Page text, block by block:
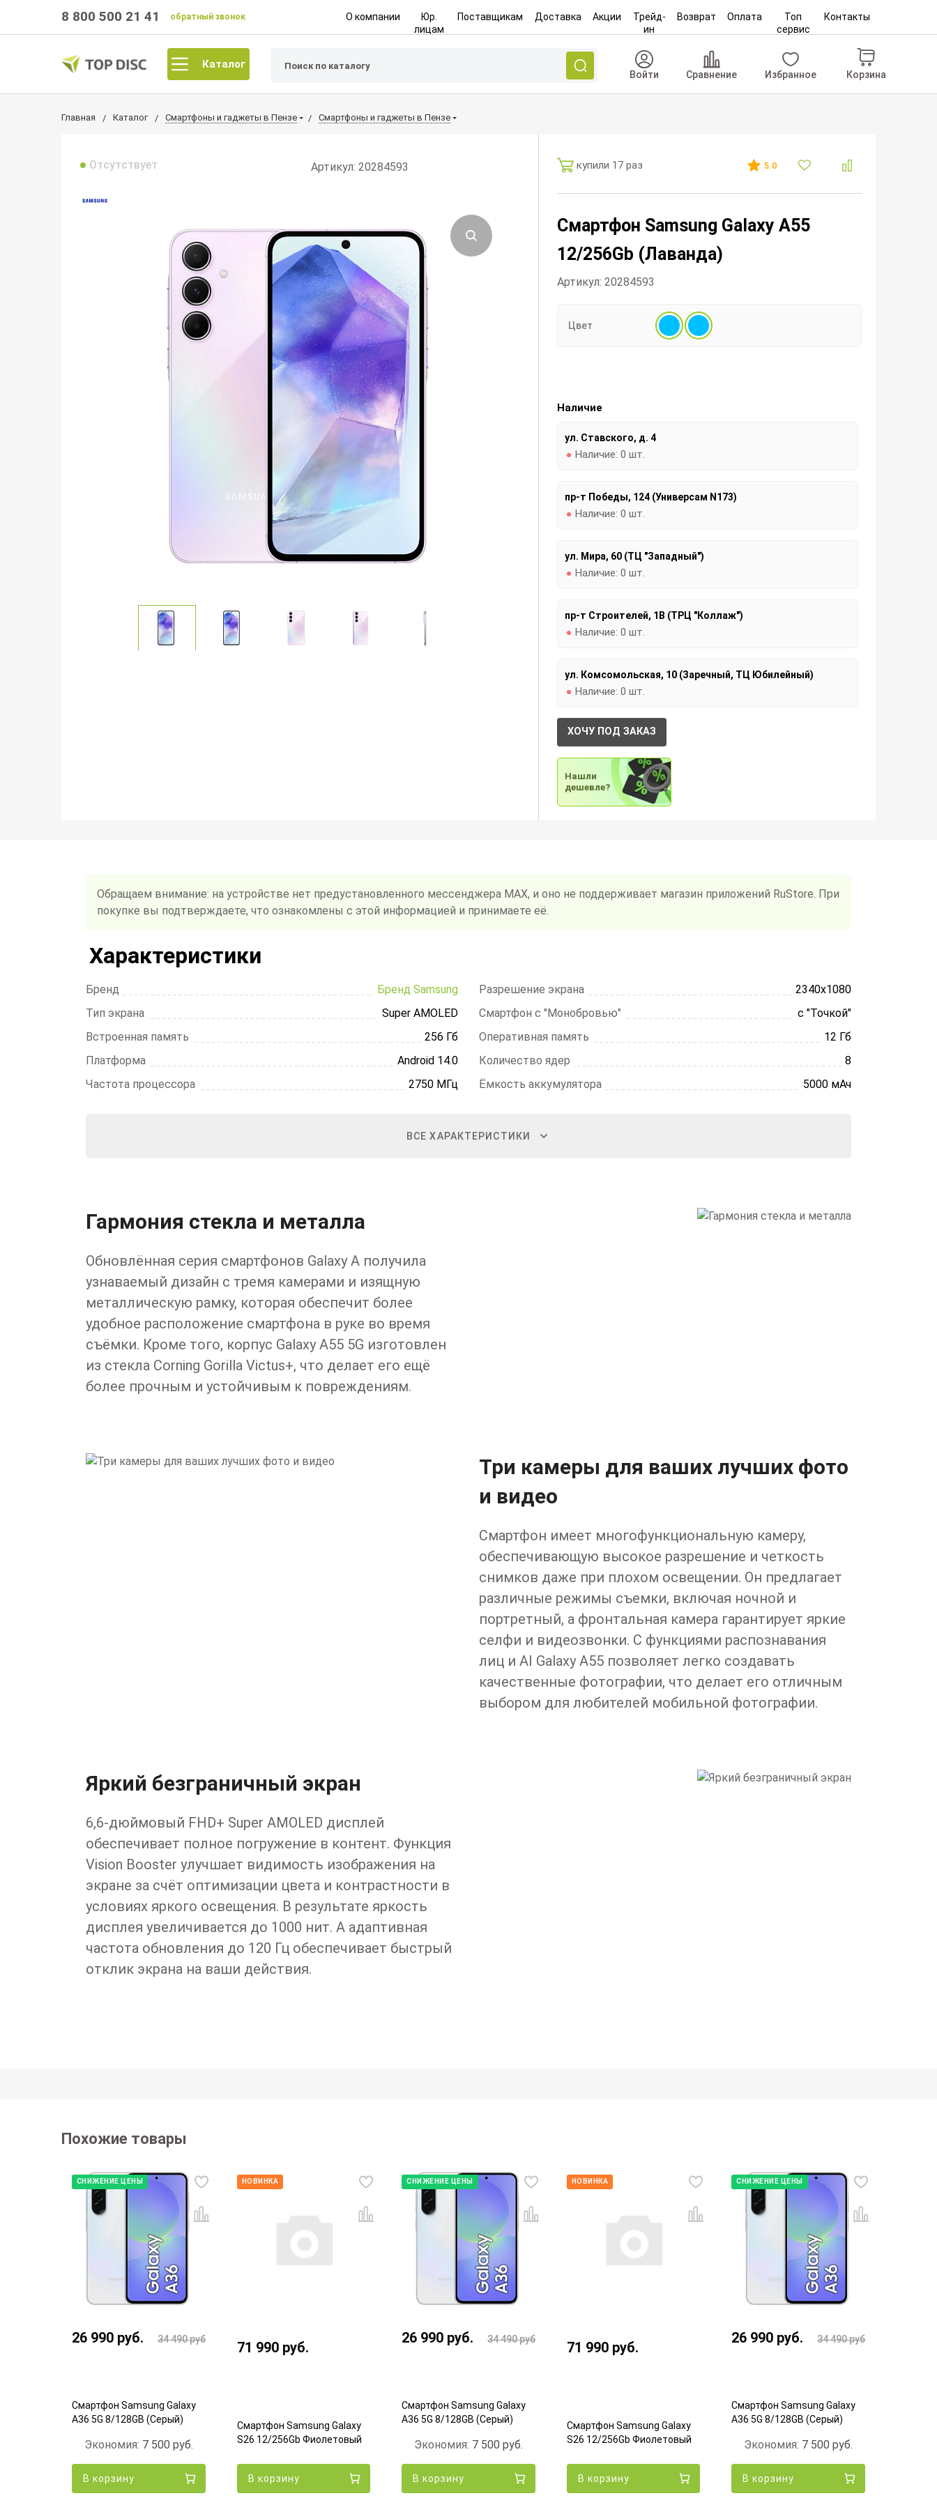
8 800 500 21 41 обратный звонок О компании
Юр.
лицам
Поставщикам Доставка Акции
Трейд-
ин
Возврат Оплата
Топ
сервис
Контакты
Каталог
Войти Сравнение Избранное Корзина
Главная Каталог Смартфоны и гаджеты в Пензе Смартфоны и гаджеты в Пензе
Отсутствует Артикул: 20284593 купили 17 раз 5.0
Смартфон Samsung Galaxy A55
12/256Gb (Лаванда)
Артикул: 20284593
Цвет
Наличие
ул. Ставского, д. 4
Наличие: 0 шт.
пр-т Победы, 124 (Универсам N173)
Наличие: 0 шт.
ул. Мира, 60 (ТЦ "Западный")
Наличие: 0 шт.
пр-т Строителей, 1В (ТРЦ "Коллаж")
Наличие: 0 шт.
ул. Комсомольская, 10 (Заречный, ТЦ Юбилейный)
Наличие: 0 шт.
ХОЧУ ПОД ЗАКАЗ
Нашли
дешевле?
Обращаем внимание: на устройстве нет предустановленного мессенджера MAX, и оно не поддерживает магазин приложений RuStore. При
покупке вы подтверждаете, что ознакомлены с этой информацией и принимаете её.
Характеристики
Бренд Бренд Samsung Разрешение экрана
2340х1080
Тип экрана
Super AMOLED Смартфон с "Монобровью"
с "Точкой"
Встроенная память
256 Гб Оперативная память
12 Гб
Платформа
Android 14.0 Количество ядер
8
Частота процессора
2750 МГц Ёмкость аккумулятора 5000 мАч
ВСЕ ХАРАКТЕРИСТИКИ
Гармония стекла и металла
Обновлённая серия смартфонов Galaxy A получила
узнаваемый дизайн с тремя камерами и изящную
металлическую рамку, которая обеспечит более
удобное расположение смартфона в руке во время
съёмки. Кроме того, корпус Galaxy A55 5G изготовлен
из стекла Corning Gorilla Victus+, что делает его ещё
более прочным и устойчивым к повреждениям.
Три камеры для ваших лучших фото
и видео
Смартфон имеет многофункциональную камеру,
обеспечивающую высокое разрешение и четкость
снимков даже при плохом освещении. Он предлагает
различные режимы съемки, включая ночной и
портретный, а фронтальная камера гарантирует яркие
селфи и видеозвонки. С функциями распознавания
лиц и AI Galaxy A55 позволяет легко создавать
качественные фотографии, что делает его отличным
выбором для любителей мобильной фотографии.
Яркий безграничный экран
6,6-дюймовый FHD+ Super AMOLED дисплей
обеспечивает полное погружение в контент. Функция
Vision Booster улучшает видимость изображения на
экране за счёт оптимизации цвета и контрастности в
условиях яркого освещения. В результате яркость
дисплея увеличивается до 1000 нит. А адаптивная
частота обновления до 120 Гц обеспечивает быстрый
отклик экрана на ваши действия.
Похожие товары
СНИЖЕНИЕ ЦЕНЫ
26 990 руб. 34 490руб.
Смартфон Samsung Galaxy
A36 5G 8/128GB (Серый)
Экономия: 7 500 руб.
В корзину
НОВИНКА
71 990 руб.
Смартфон Samsung Galaxy
S26 12/256Gb Фиолетовый
В корзину
СНИЖЕНИЕ ЦЕНЫ
26 990 руб. 34 490руб.
Смартфон Samsung Galaxy
A36 5G 8/128GB (Серый)
Экономия: 7 500 руб.
В корзину
НОВИНКА
71 990 руб.
Смартфон Samsung Galaxy
S26 12/256Gb Фиолетовый
В корзину
СНИЖЕНИЕ ЦЕНЫ
26 990 руб. 34 490руб.
Смартфон Samsung Galaxy
A36 5G 8/128GB (Серый)
Экономия: 7 500руб.
В корзину